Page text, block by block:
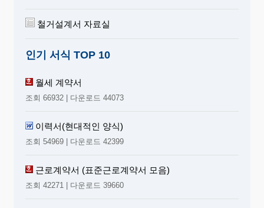
철거설계서 자료실
인기 서식 TOP 10
월세 계약서
조회 66932 | 다운로드 44073
이력서(현대적인 양식)
조회 54969 | 다운로드 42399
근로계약서 (표준근로계약서 모음)
조회 42271 | 다운로드 39660